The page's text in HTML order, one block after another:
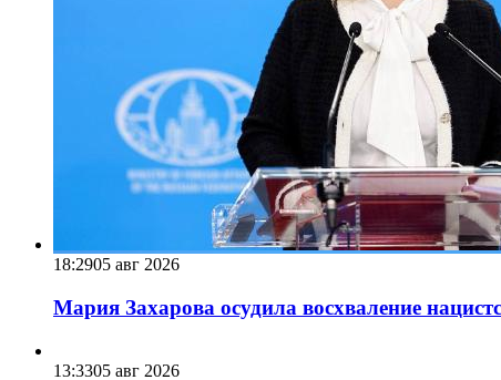
18:2905 авг 2026
Мария Захарова осудила восхваление
13:3305 авг 2026